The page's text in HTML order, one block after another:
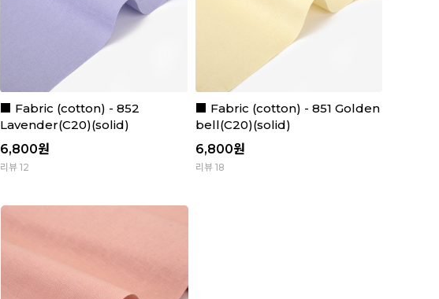
■ Fabric (cotton) - 852
Lavender(C20)(solid)
6,800원
리뷰 12
■ Fabric (cotton) - 851 Golden
bell(C20)(solid)
6,800원
리뷰 18